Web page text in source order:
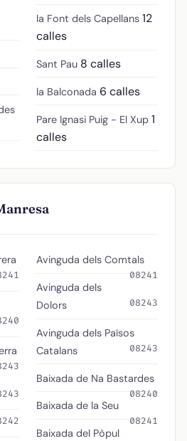
la Font dels Capellans 12
calles
Sant Pau 8 calles
la Balconada 6 calles
Pare Ignasi Puig - El Xup 1
calles
Avinguda dels Comtals
08241
Avinguda dels
Dolors
08243
Avinguda dels Països
Catalans
08243
Baixada de Na Bastardes
08240
Baixada de la Seu
08241
Baixada del Pòpul